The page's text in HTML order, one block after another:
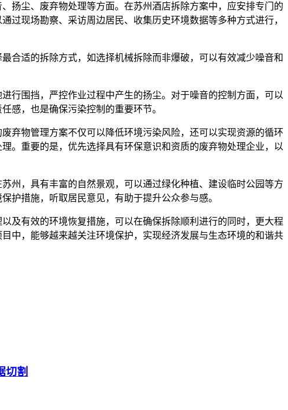
扬尘、废弃物处理等方面。在苏州酒店拆除方案中，应安排专门的
过现场勘察、采访周边居民、收集历史环境数据等多种方式进行，
合适的拆除方式，如选择机械拆除而非爆破，可以有效减少噪音和
行围挡，严控作业过程中产生的扬尘。对于噪音的控制方面，可以
感，也是确保污染控制的重要环节。
弃物管理方案不仅可以降低环境污染风险，还可以实现资源的循环
。重要的是，优先选择具有环保意识和资质的废弃物处理企业，以
州，具有丰富的自然景观，可以通过绿化种植、建设临时公园等方
护措施，听取居民意见，有助于提升公众参与感。
及有效的环境恢复措施，可以在确保拆除顺利进行的同时，更大程
中，能够越来越关注环境保护，实现经济发展与生态环境的和谐共
切割